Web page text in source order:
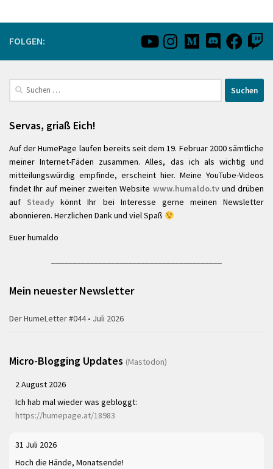
FOLGEN:
Suchen
nach:
Servas, griaß Eich!
Auf der HumePage laufen bereits seit dem 19. Februar 2000 sämtliche
meiner Internet-Fäden zusammen. Alles, das ich als wichtig und
mitteilungswürdig empfinde, erscheint hier. Meine YouTube-Videos
findet Ihr auf meiner zweiten Website www.humaldo.tvund drüben
auf Steady könnt Ihr bei Interesse gerne meinen Newsletter
abonnieren. Herzlichen Dank und viel Spaß
Euer humaldo
Mein neuester Newsletter
Der HumeLetter #044 • Juli 2026
Micro-Blogging Updates (Mastodon)
2 August 2026
Ich hab mal wieder was gebloggt:
https://humepage.at/18983
31 Juli 2026
Hoch die Hände, Monatsende!